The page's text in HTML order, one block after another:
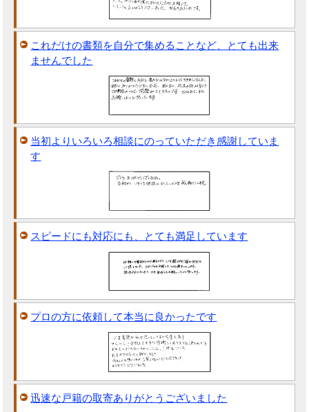
これだけの書類を自分で集めることなど、とても出来
ませんでした
当初よりいろいろ相談にのっていただき感謝していま
す
スピードにも対応にも、とても満足しています
プロの方に依頼して本当に良かったです
迅速な戸籍の取寄ありがとうございました